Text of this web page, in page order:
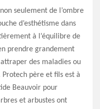
seulement de l’ombre
d’esthétisme dans
à l’équilibre de
prendre grandement
des maladies ou
père et fils est à
Beauvoir pour
et arbustes ont